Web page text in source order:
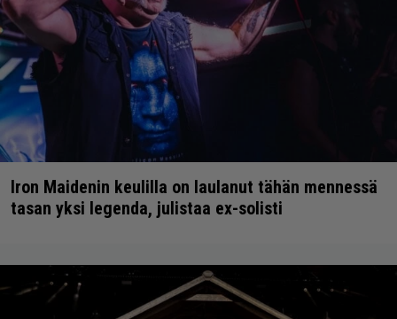
Iron Maidenin keulilla on laulanut tähän mennessä
tasan yksi legenda, julistaa ex-solisti